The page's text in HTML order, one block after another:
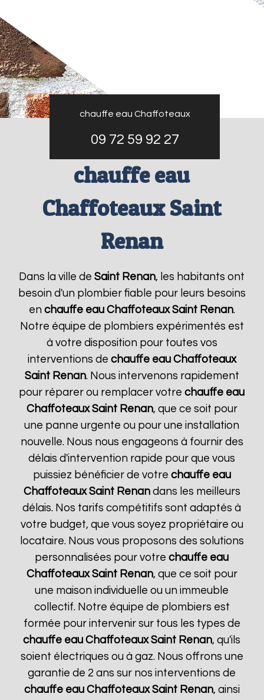
chauffe eau Chaffoteaux
09 72 59 92 27
chauffe eau
Chaffoteaux Saint
Renan
Dans la ville deSaint Renan, les habitants ont
besoin d'un plombier fiable pour leurs besoins
en chauffe eau Chaffoteaux Saint Renan.
Notre équipe de plombiers expérimentés est
à votre disposition pour toutes vos
interventions de chauffe eau Chaffoteaux
Saint Renan. Nous intervenons rapidement
pour réparer ou remplacer votrechauffe eau
Chaffoteaux Saint Renan, que ce soit pour
une panne urgente ou pour une installation
nouvelle. Nous nous engageons à fournir des
délais d'intervention rapide pour que vous
puissiez bénéficier de votre chauffe eau
Chaffoteaux Saint Renandans les meilleurs
délais. Nos tarifs compétitifs sont adaptés à
votre budget, que vous soyez propriétaire ou
locataire. Nous vous proposons des solutions
personnalisées pour votrechauffe eau
Chaffoteaux Saint Renan, que ce soit pour
une maison individuelle ou un immeuble
collectif. Notre équipe de plombiers est
formée pour intervenir sur tous les types de
chauffe eau Chaffoteaux Saint Renan, qu'ils
soient électriques ou à gaz. Nous offrons une
garantie de 2 ans sur nos interventions de
chauffe eau Chaffoteaux Saint Renan, ainsi